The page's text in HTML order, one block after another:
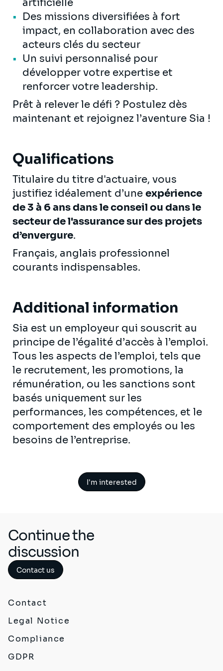
artificielle
Des missions diversifiées à fort
impact, en collaboration avec des
acteurs clés du secteur
Un suivi personnalisé pour
développer votre expertise et
renforcer votre leadership.
Prêt à relever le défi ? Postulez dès
maintenant et rejoignez l’aventure Sia !
Qualifications
Titulaire du titre d'actuaire, vous
justifiez idéalement d’une expérience
de 3 à 6 ans dans le conseil ou dans le
secteur de l'assurance sur des projets
d’envergure.
Français, anglais professionnel
courants indispensables.
Additional information
Sia est un employeur qui souscrit au
principe de l’égalité d’accès à l’emploi.
Tous les aspects de l’emploi, tels que
le recrutement, les promotions, la
rémunération, ou les sanctions sont
basés uniquement sur les
performances, les compétences, et le
comportement des employés ou les
besoins de l’entreprise.
I'm interested
Continue the
discussion
Contact us
Contact
Legal Notice
Compliance
GDPR